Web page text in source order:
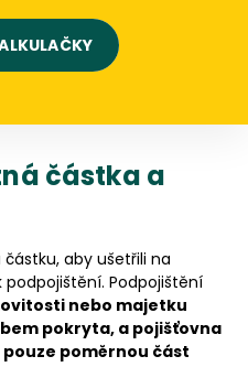
částka a
aby ušetřili na
Podpojištění
nebo majetku
pokryta, a pojišťovna
poměrnou část